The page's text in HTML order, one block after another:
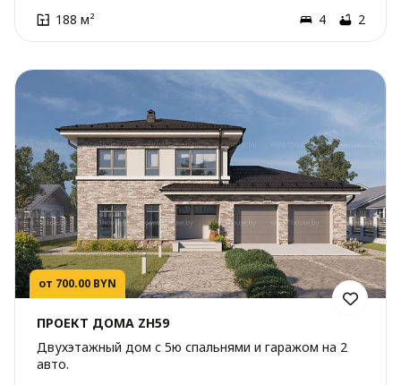
188 м² 4 2
от 700.00 BYN
ПРОЕКТ ДОМА ZH59
Двухэтажный дом с 5ю спальнями и гаражом на 2
авто.